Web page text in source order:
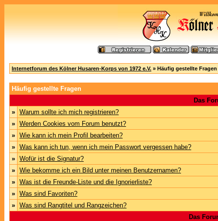
Internetforum des Kölner Husaren-Korps von 1972 e.V. » Häufig gestellte Fragen
Häufig gestellte Fragen
Das
» Warum sollte ich mich registrieren?
» Werden Cookies vom Forum benutzt?
» Wie kann ich mein Profil bearbeiten?
» Was kann ich tun, wenn ich mein Passwort vergessen habe?
» Wofür ist die Signatur?
» Wie bekomme ich ein Bild unter meinen Benutzernamen?
» Was ist die Freunde-Liste und die Ignorierliste?
» Was sind Favoriten?
» Was sind Rangtitel und Rangzeichen?
Das